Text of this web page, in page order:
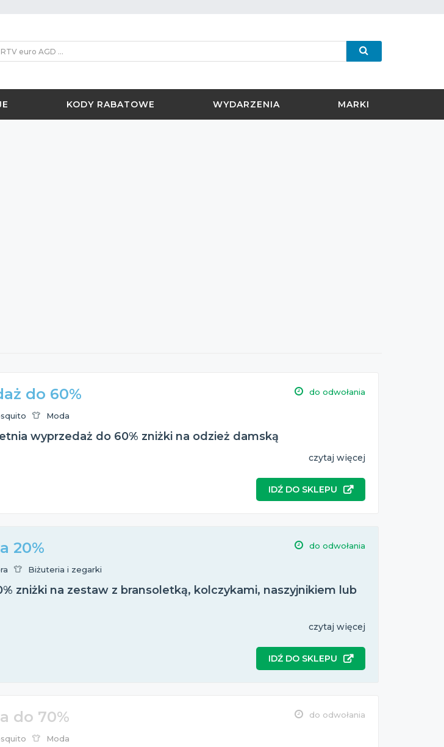
KODY RABATOWE WYDARZENIA MARKI
do 60% do odwołania
Moda
wyprzedaż do 60% zniżki na odzież damską
czytaj więcej
IDŹ DO SKLEPU
20% do odwołania
Biżuteria i zegarki
zniżki na zestaw z bransoletką, kolczykami, naszyjnikiem lub
czytaj więcej
IDŹ DO SKLEPU
do 70% do odwołania
Moda